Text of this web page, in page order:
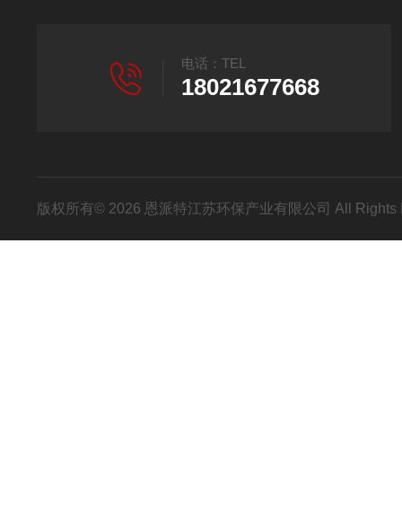
电话：TEL
18021677668
版权所有© 2026 恩派特江苏环保产业有限公司 All